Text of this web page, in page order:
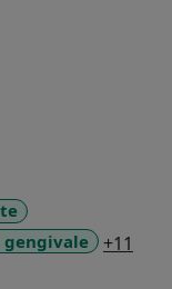
delle apnee
gengivale +11